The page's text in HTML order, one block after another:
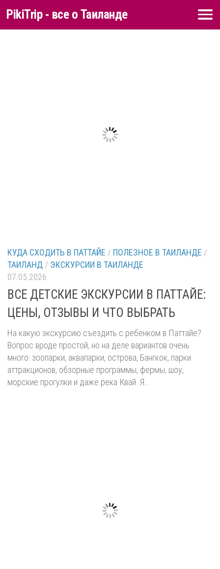
Перейти к содержимому
PikiTrip - все о Таиланде
КУДА СХОДИТЬ В ПАТТАЙЕ / ПОЛЕЗНОЕ В ТАИЛАНДЕ /
ТАИЛАНД / ЭКСКУРСИИ В ТАИЛАНДЕ
07.05.2026
ВСЕ ДЕТСКИЕ ЭКСКУРСИИ В ПАТТАЙЕ:
ЦЕНЫ, ОТЗЫВЫ И ЧТО ВЫБРАТЬ
На какую экскурсию съездить с ребенком в Паттайе?
Вопрос вроде простой, но на деле вариантов очень
много: зоопарки, аквапарки, острова, Бангкок, парки
аттракционов, обзорные программы, фермы, шоу,
морские прогулки и даже река Квай. Я...